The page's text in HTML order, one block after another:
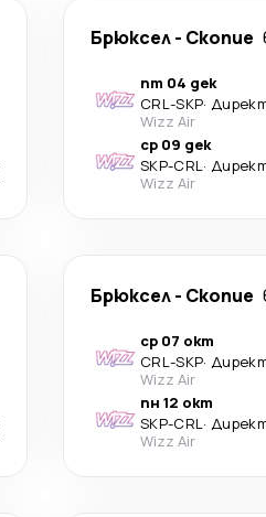
Брюксел- Скопие
пт 04 дек
CRL-SKP·
Wizz Air
ср 09 дек
SKP-CRL·
Wizz Air
Брюксел- Скопие
ср 07 окт
CRL-SKP·
Wizz Air
пн 12 окт
SKP-CRL·
Wizz Air